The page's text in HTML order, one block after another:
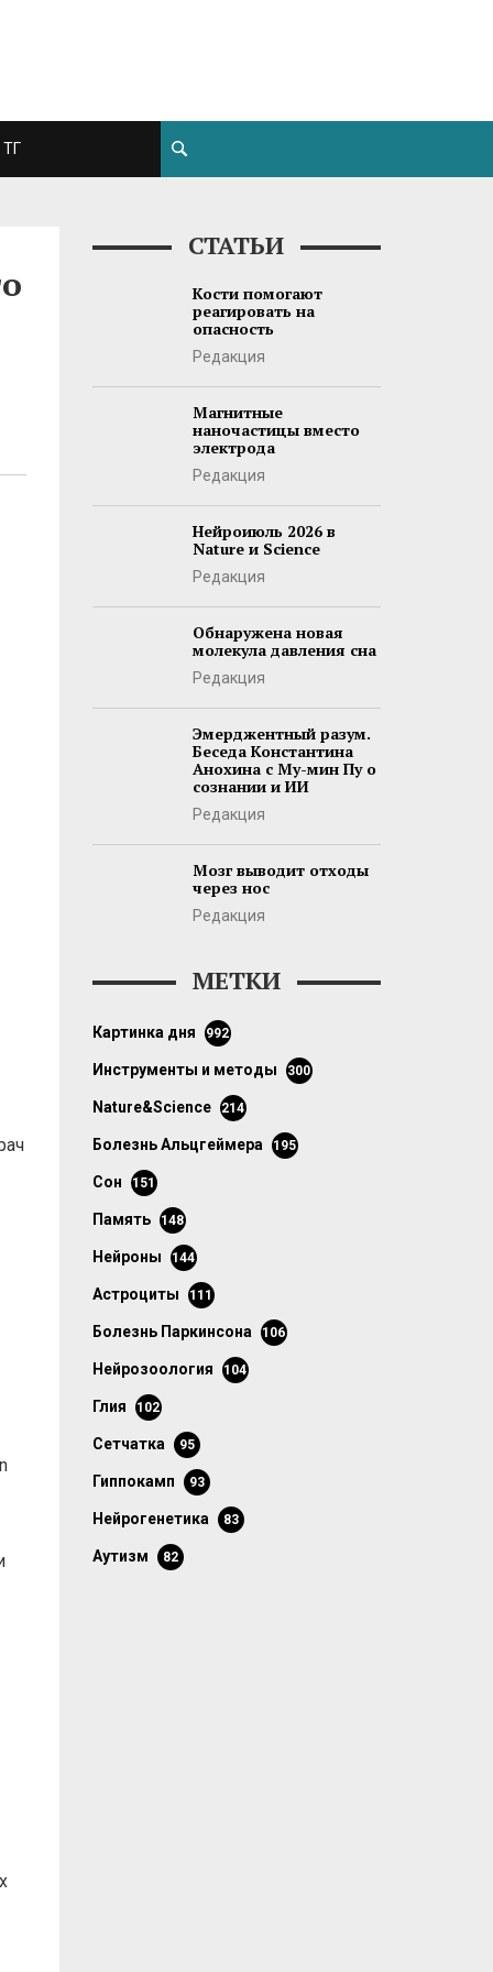
ТГ
СТАТЬИ
Кости помогают
реагировать на
опасность
Редакция
Магнитные
наночастицы вместо
электрода
Редакция
Нейроиюль 2026 в
Nature и Science
Редакция
Обнаружена новая
молекула давления сна
Редакция
Эмерджентный разум.
Беседа Константина
Анохина с Му-мин Пу о
сознании и ИИ
Редакция
Мозг выводит отходы
через нос
Редакция
МЕТКИ
картинка дня 992
инструменты и методы 300
Nature&Science 214
болезнь Альцгеймера 195
сон 151
память 148
нейроны 144
астроциты 111
болезнь Паркинсона 106
нейрозоология 104
глия 102
сетчатка 95
гиппокамп 93
нейрогенетика 83
аутизм 82